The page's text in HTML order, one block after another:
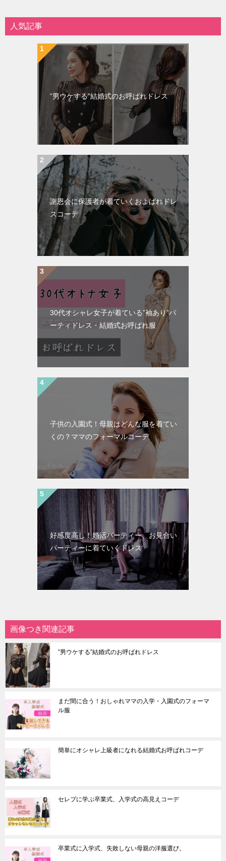
人気記事
”男ウケする”結婚式のお呼ばれドレス
謝恩会に保護者が着ていくおよばれドレ
スコーデ
30代オシャレ女子が着ている”袖あり”パ
ーティドレス・結婚式お呼ばれ服
子供の入園式！母親はどんな服を着てい
くの？ママのフォーマルコーデ
好感度高し！婚活パーティー、お見合い
パーティーに着ていくドレス
画像つき関連記事
”男ウケする”結婚式のお呼ばれドレス
まだ間に合う！おしゃれママの入学・入園式のフォーマ
ル服
簡単にオシャレ上級者になれる結婚式お呼ばれコーデ
セレブに学ぶ卒業式、入学式の高見えコーデ
卒業式に入学式、失敗しない母親の洋服選び。